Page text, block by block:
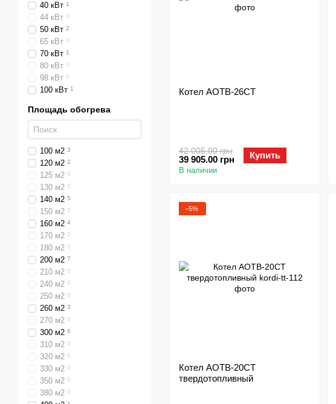
Котел АОТВ-26СТ
42 005.00 грн
39 905.00 грн Купить
В наличии
−5%
Котел АОТВ-20СТ
твердотопливный
40 кВт 1
44 кВт 0
50 кВт 2
65 кВт 0
70 кВт 1
80 кВт 0
98 кВт 0
100 кВт 1
Площадь обогрева
100 м2 3
120 м2 2
125 м2 0
130 м2 0
140 м2 5
150 м2 0
160 м2 4
170 м2 0
180 м2 0
200 м2 7
210 м2 0
240 м2 0
250 м2 0
260 м2 3
270 м2 0
300 м2 6
310 м2 0
320 м2 0
330 м2 0
350 м2 0
380 м2 0